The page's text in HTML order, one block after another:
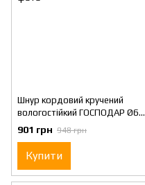
Шнур кордовий кручений
вологостійкий ГОСПОДАР Ø6.0
мм 50 м 92-0478
901 грн 948 грн
Купити